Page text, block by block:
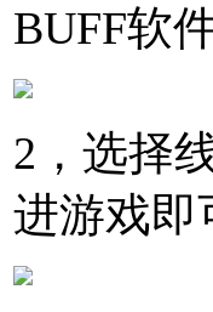
BUFF软件
2，选择
进游戏即